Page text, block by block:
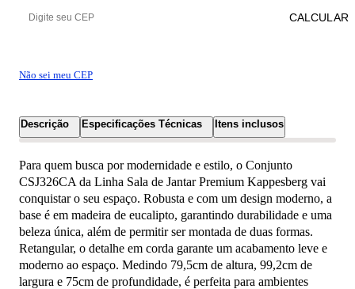
Não sei meu CEP
CALCULAR
Descrição Especificações Técnicas Itens inclusos
Para quem busca por modernidade e estilo, o Conjunto
CSJ326CA da Linha Sala de Jantar Premium Kappesberg vai
conquistar o seu espaço. Robusta e com um design moderno, a
base é em madeira de eucalipto, garantindo durabilidade e uma
beleza única, além de permitir ser montada de duas formas.
Retangular, o detalhe em corda garante um acabamento leve e
moderno ao espaço. Medindo 79,5cm de altura, 99,2cm de
largura e 75cm de profundidade, é perfeita para ambientes